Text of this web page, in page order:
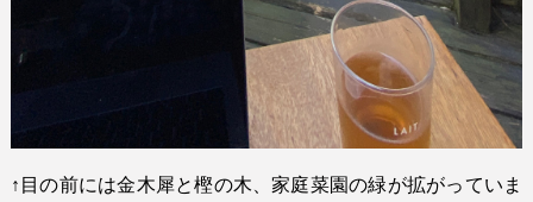
↑ 目の前には金木犀と樫の木、家庭菜園の緑が拡がっていま